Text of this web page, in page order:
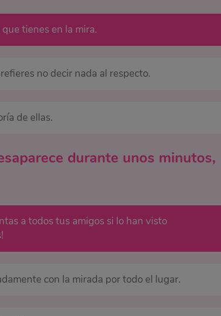
tienes en la mira.
no decir nada al respecto.
de ellas.
durante unos minutos,
a todos tus amigos si lo han visto
con la mirada por todo el lugar.